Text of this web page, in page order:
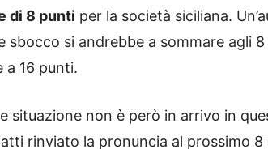
di 8 punti per la società siciliana.
sbocco si andrebbe a sommare agli
16 punti.
situazione non è però in arrivo in
rinviato la pronuncia al prossimo 8